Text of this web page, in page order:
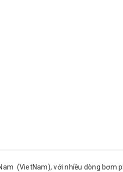
(VietNam), với nhiều dòng bơm